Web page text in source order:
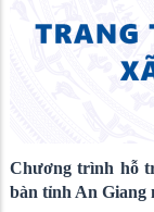
Chương trình hỗ
bàn tỉnh An Giang